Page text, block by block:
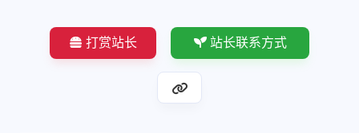
打赏站长 站长联系方式